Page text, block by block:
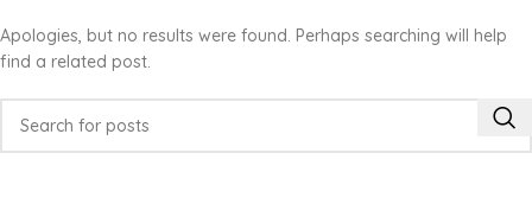
Apologies, but no results were found. Perhaps searching will help
find a related post.